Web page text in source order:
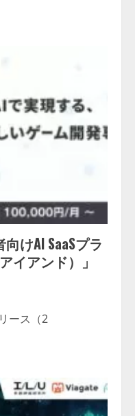
けAI SaaSプラ
イアンド）」
ース（2